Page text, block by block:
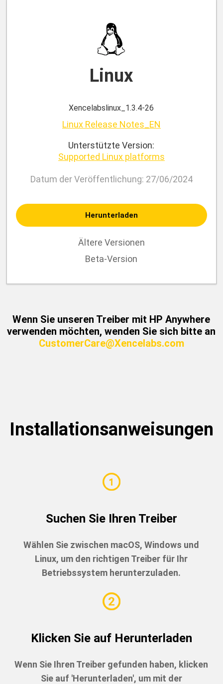
Linux
Xencelabslinux_1.3.4-26
Linux Release Notes_EN
Unterstützte Version:
Supported Linux platforms
Datum der Veröffentlichung: 27/06/2024
Herunterladen
Ältere Versionen
Beta-Version
Wenn Sie unseren Treiber mit HP Anywhere
verwenden möchten, wenden Sie sich bitte an
CustomerCare@Xencelabs.com
Installationsanweisungen
Suchen Sie Ihren Treiber
Wählen Sie zwischen macOS, Windows und
Linux, um den richtigen Treiber für Ihr
Betriebssystem herunterzuladen.
Klicken Sie auf Herunterladen
Wenn Sie Ihren Treiber gefunden haben, klicken
Sie auf 'Herunterladen', um mit der